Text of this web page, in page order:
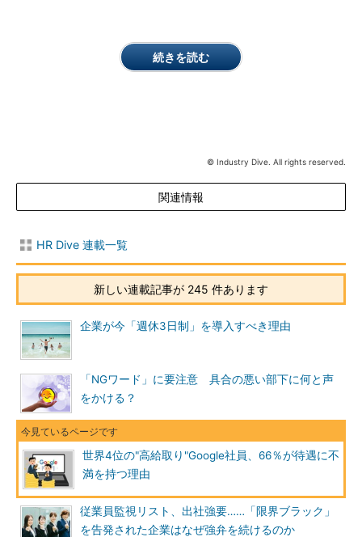
続きを読む
© Industry Dive. All rights reserved.
関連情報
HR Dive 連載一覧
新しい連載記事が 245 件あります
企業が今「週休3日制」を導入すべき理由
「NGワード」に要注意 具合の悪い部下に何と声
をかける？
世界4位の"高給取り"Google社員、66％が待遇に不
満を持つ理由
従業員監視リスト、出社強要……「限界ブラック」
を告発された企業はなぜ強弁を続けるのか